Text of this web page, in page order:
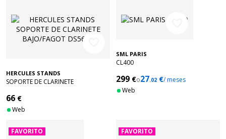
HERCULES STANDS
SOPORTE DE CLARINETE
66 €
Web
SML PARIS
CL400
299 €o27.02 €/ meses
Web
FAVORITO FAVORITO